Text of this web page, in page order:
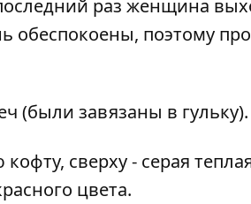
раз женщина
обеспокоены, поэтому
(были завязаны в гульку).
сверху - серая
цвета.